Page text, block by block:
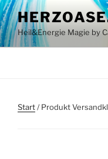
Zum
Inhalt
springenHeil&Energie Magie by
Start/ Produkt